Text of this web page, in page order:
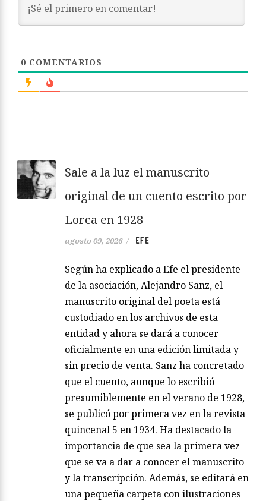
0 COMENTARIOS
Sale a la luz el manuscrito
original de un cuento escrito por
Lorca en 1928
agosto 09, 2026 / EFE
Según ha explicado a Efe el presidente
de la asociación, Alejandro Sanz, el
manuscrito original del poeta está
custodiado en los archivos de esta
entidad y ahora se dará a conocer
oficialmente en una edición limitada y
sin precio de venta. Sanz ha concretado
que el cuento, aunque lo escribió
presumiblemente en el verano de 1928,
se publicó por primera vez en la revista
quincenal 5 en 1934. Ha destacado la
importancia de que sea la primera vez
que se va a dar a conocer el manuscrito
y la transcripción. Además, se editará en
una pequeña carpeta con ilustraciones